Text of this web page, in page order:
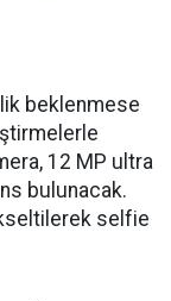
beklenmese
12 MP ultra
bulunacak.
selfie